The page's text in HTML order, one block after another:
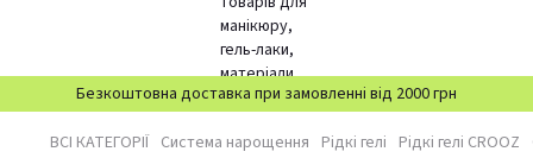
Безкоштовна доставка при замовленні від 2000 грн
ВСІ КАТЕГОРІЇ Система нарощення Рідкі гелі Рідкі гелі CROOZ